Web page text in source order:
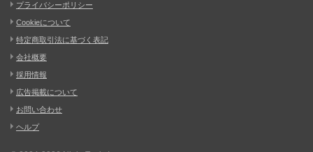
プライバシーポリシー
Cookieについて
特定商取引法に基づく表記
会社概要
採用情報
広告掲載について
お問い合わせ
ヘルプ